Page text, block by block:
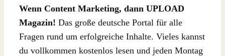
Wenn Content Marketing, dann UPLOAD
Magazin! Das große deutsche Portal für alle
Fragen rund um erfolgreiche Inhalte. Vieles kannst
du vollkommen kostenlos lesen und jeden Montag